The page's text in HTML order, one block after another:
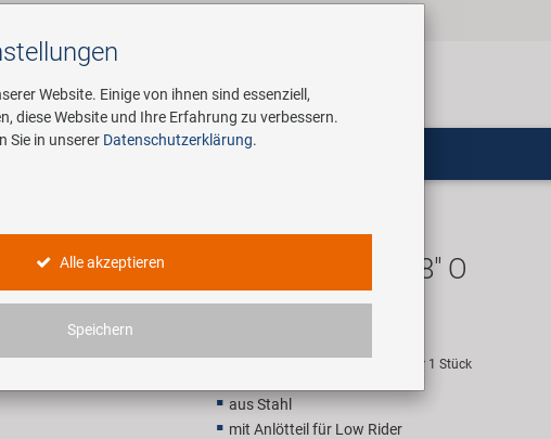
Suchen
Gabel Trekking 28" O
Unverbindliche Preisempfehlung für 1 Stück
aus Stahl
mit Anlötteil für Low Rider
Website. Einige von ihnen sind essenziell,
diese Website und Ihre Erfahrung zu verbessern.
Sie in unserer Datenschutzerklärung.
Alle akzeptieren
Speichern